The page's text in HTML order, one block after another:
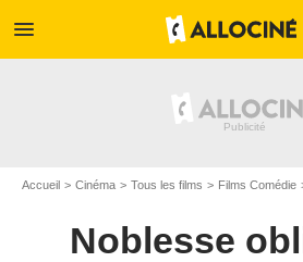
menu
Accueil Cinéma Tous les films Films Comédie
Noblesse